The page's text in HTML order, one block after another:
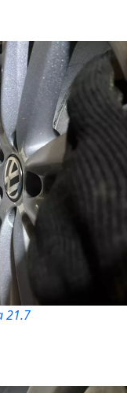
21.7